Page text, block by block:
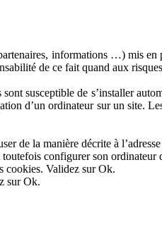
informations …) mis
de ce fait quand aux
sont susceptible de s’installer
d’un ordinateur sur un site.
de la manière décrite à
configurer son
cookies. Validez sur Ok.
sur Ok.